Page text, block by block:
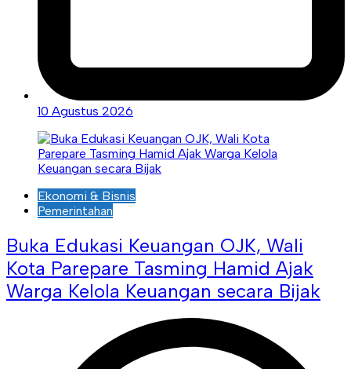
10 Agustus 2026
Ekonomi & Bisnis
Pemerintahan
Buka Edukasi Keuangan OJK, Wali
Kota Parepare Tasming Hamid Ajak
Warga Kelola Keuangan secara Bijak